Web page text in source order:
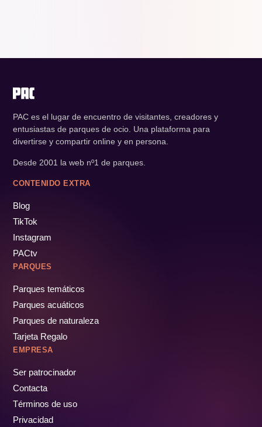
PAC es el lugar de encuentro de visitantes, creadores y
entusiastas de parques de ocio. Una plataforma para
divertirse y compartir online y en persona.
Desde 2001 la web nº1 de parques.
CONTENIDO EXTRA
Blog
TikTok
Instagram
PACtv
PARQUES
Parques temáticos
Parques acuáticos
Parques de naturaleza
Tarjeta Regalo
EMPRESA
Ser patrocinador
Contacta
Términos de uso
Privacidad